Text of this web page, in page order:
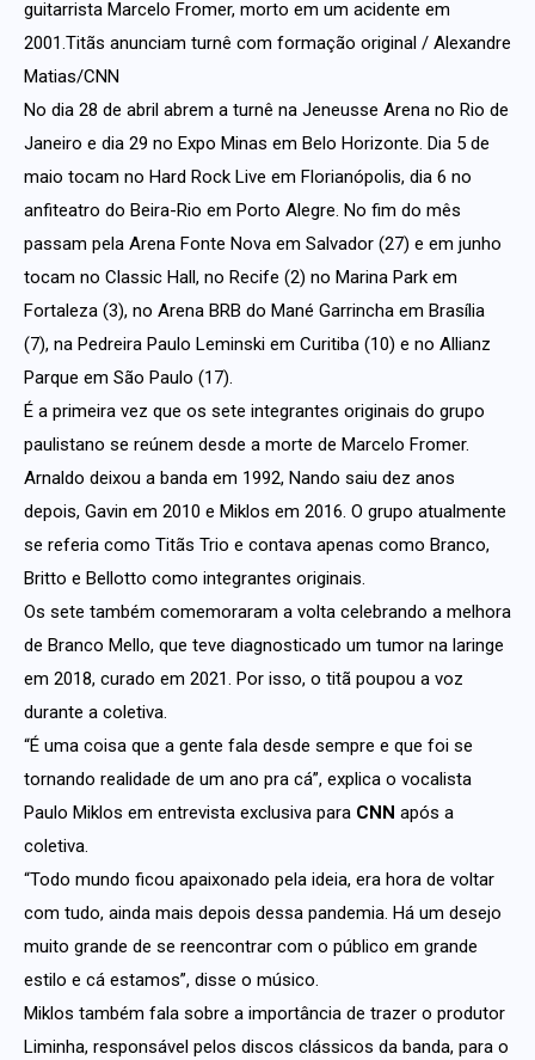
guitarrista Marcelo Fromer, morto em um acidente em
2001.Titãs anunciam turnê com formação original / Alexandre
Matias/CNN
No dia 28 de abril abrem a turnê na Jeneusse Arena no Rio de
Janeiro e dia 29 no Expo Minas em Belo Horizonte. Dia 5 de
maio tocam no Hard Rock Live em Florianópolis, dia 6 no
anfiteatro do Beira-Rio em Porto Alegre. No fim do mês
passam pela Arena Fonte Nova em Salvador (27) e em junho
tocam no Classic Hall, no Recife (2) no Marina Park em
Fortaleza (3), no Arena BRB do Mané Garrincha em Brasília
(7), na Pedreira Paulo Leminski em Curitiba (10) e no Allianz
Parque em São Paulo (17).
É a primeira vez que os sete integrantes originais do grupo
paulistano se reúnem desde a morte de Marcelo Fromer.
Arnaldo deixou a banda em 1992, Nando saiu dez anos
depois, Gavin em 2010 e Miklos em 2016. O grupo atualmente
se referia como Titãs Trio e contava apenas como Branco,
Britto e Bellotto como integrantes originais.
Os sete também comemoraram a volta celebrando a melhora
de Branco Mello, que teve diagnosticado um tumor na laringe
em 2018, curado em 2021. Por isso, o titã poupou a voz
durante a coletiva.
“É uma coisa que a gente fala desde sempre e que foi se
tornando realidade de um ano pra cá”, explica o vocalista
Paulo Miklos em entrevista exclusiva para CNN após a
coletiva.
“Todo mundo ficou apaixonado pela ideia, era hora de voltar
com tudo, ainda mais depois dessa pandemia. Há um desejo
muito grande de se reencontrar com o público em grande
estilo e cá estamos”, disse o músico.
Miklos também fala sobre a importância de trazer o produtor
Liminha, responsável pelos discos clássicos da banda, para o